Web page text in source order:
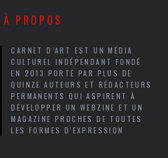
À PROPOS
CARNET D’ART EST UN MÉDIA
CULTUREL INDÉPENDANT FONDÉ
EN 2013 PORTÉ PAR PLUS DE
QUINZE AUTEURS ET RÉDACTEURS
PERMANENTS QUI ASPIRENT À
DÉVELOPPER UN WEBZINE ET UN
MAGAZINE PROCHES DE TOUTES
LES FORMES D'EXPRESSION